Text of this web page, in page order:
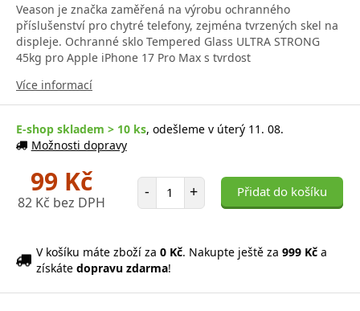
Veason je značka zaměřená na výrobu ochranného
příslušenství pro chytré telefony, zejména tvrzených skel na
displeje. Ochranné sklo Tempered Glass ULTRA STRONG
45kg pro Apple iPhone 17 Pro Max s tvrdost
Více informací
E-shop skladem > 10 ks, odešleme v úterý 11. 08.
Možnosti dopravy
99 Kč
82 Kč bez DPH
- Počet položek
+ Přidat do košíku
V košíku máte zboží za 0 Kč. Nakupte ještě za 999 Kč a
získáte dopravu zdarma!